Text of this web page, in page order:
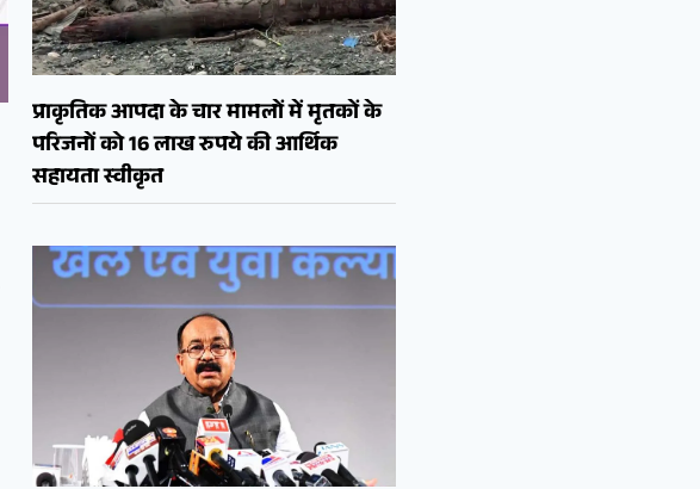
प्राकृतिक आपदा के चार मामलों में मृतकों के
परिजनों को 16 लाख रुपये की आर्थिक
सहायता स्वीकृत